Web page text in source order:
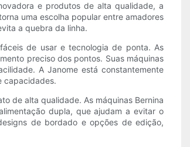
e produtos de alta qualidade, a
uma escolha popular entre amadores
a quebra da linha.
de usar e tecnologia de ponta. As
preciso dos pontos. Suas máquinas
A Janome está constantemente
capacidades.
de alta qualidade. As máquinas Bernina
dupla, que ajudam a evitar o
de bordado e opções de edição,